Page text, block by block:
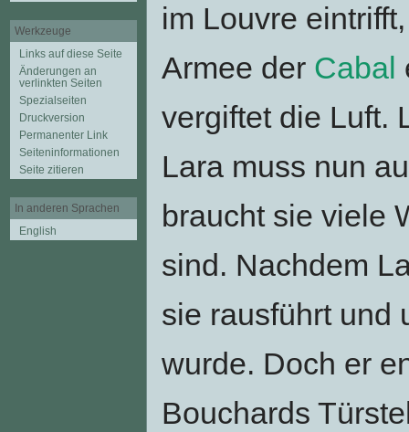
im Louvre
Armee der Cabal
vergiftet die Luft.
Lara muss nun
braucht sie viele
sind. Nachdem
sie rausführt und
wurde. Doch er
Bouchards
Werkzeuge
Links auf diese Seite
Änderungen an
verlinkten Seiten
Spezialseiten
Druckversion
Permanenter Link
Seiten­informationen
Seite zitieren
In anderen Sprachen
English